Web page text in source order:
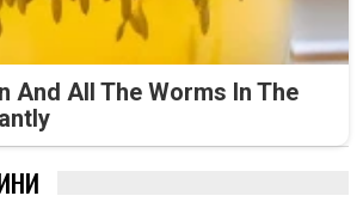
And All The Worms In The